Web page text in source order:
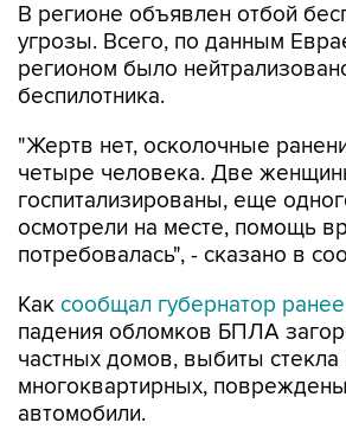
В регионе объявлен отбой
угрозы. Всего, по данным
регионом было
беспилотника.
"Жертв нет, осколочные
четыре человека. Две
госпитализированы, еще
осмотрели на месте, помощь
потребовалась", - сказано в
Как сообщал губернатор
падения обломков БПЛА
частных домов, выбиты стекла
многоквартирных,
автомобили.